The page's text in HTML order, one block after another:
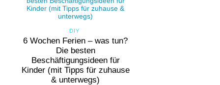
DIY
6 Wochen Ferien – was tun?
Die besten
Beschäftigungsideen für
Kinder (mit Tipps für zuhause
& unterwegs)